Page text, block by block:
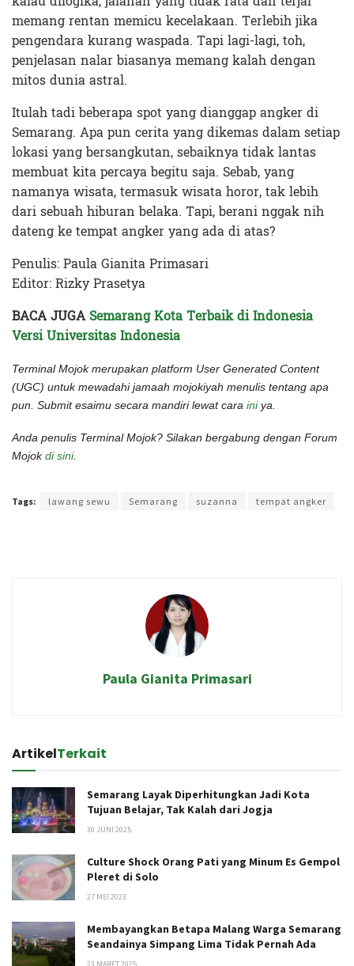
memang rentan memicu kecelakaan. Terlebih jika
pengendara kurang waspada. Tapi lagi-lagi, toh,
penjelasan nalar biasanya memang kalah dengan
mitos dunia astral.
Itulah tadi beberapa spot yang dianggap angker di
Semarang. Apa pun cerita yang dikemas dalam setiap
lokasi yang bersangkutan, sebaiknya tidak lantas
membuat kita percaya begitu saja. Sebab, yang
namanya wisata, termasuk wisata horor, tak lebih
dari sebuah hiburan belaka. Tapi, berani nggak nih
dateng ke tempat angker yang ada di atas?
Penulis: Paula Gianita Primasari
Editor: Rizky Prasetya
BACA JUGA Semarang Kota Terbaik di Indonesia
Versi Universitas Indonesia
Terminal Mojok merupakan platform User Generated Content
(UGC) untuk mewadahi jamaah mojokiyah menulis tentang apa
pun. Submit esaimu secara mandiri lewat cara iniya.
Anda penulis Terminal Mojok? Silakan bergabung dengan Forum
Mojokdi sini.
Tags: lawang sewu Semarang suzanna tempat angker
Paula Gianita Primasari
ArtikelTerkait
Semarang Layak Diperhitungkan Jadi Kota
Tujuan Belajar, Tak Kalah dari Jogja
30 JUNI 2025
Culture Shock Orang Pati yang Minum Es Gempol
Pleret di Solo
27 MEI 2023
Membayangkan Betapa Malang Warga Semarang
Seandainya Simpang Lima Tidak Pernah Ada